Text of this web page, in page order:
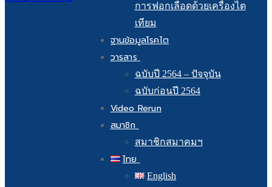
การฟอกเลือดด้วยเครื่องไต
เทียม
ฐานข้อมูลโรคไต
วารสาร
ฉบับปี 2564 – ปัจจุบัน
ฉบับก่อนปี 2564
Video Rerun
สมาชิก
สมาชิกสมาคมฯ
ไทย
English